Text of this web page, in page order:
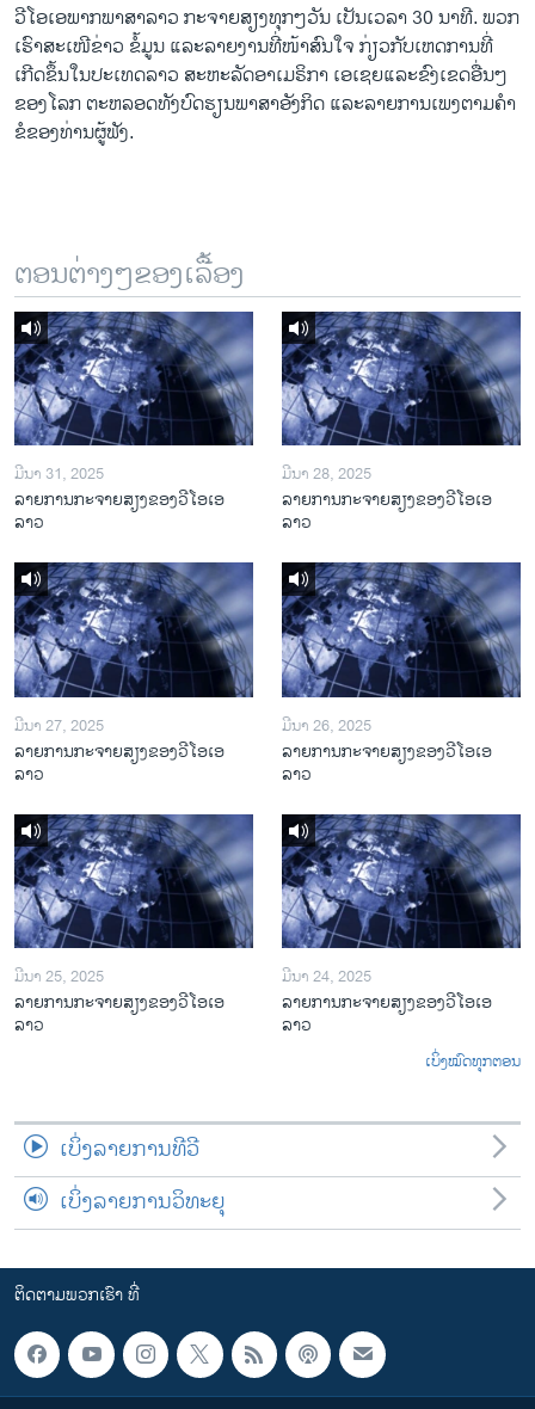
ລາຍການກະຈາຍສຽງ
ລາຍງານ
ຕິດຕາມພວກເຮົາ ທີ່
ວີ​ໂອ​ເອພາກ​ພາສາ​ລາວ​ ກະຈາຍສຽງ​ທຸກໆ​ວັນ ​ເປັນ​ເວລາ 30 ນາທີ. ພວກ​
ເຮົາ​ສະ​ເໜີຂ່າວ ຂໍ້​ມູນ ​ແລະ​ລາຍ​ງານ​ທີ່​ໜ້າ​ສົນ​ໃຈ ກ່ຽວກັບ​​ເຫດການ​​ທີ່​
ເກີດ​ຂຶ້ນ​ໃນ​ປະ​ເທດ​ລາວ ສະຫະລັດ​ອ​າ​ເມ​ຣິ​ກາ ​ເອ​ເຊຍ​ແລະ​ຂົງເຂດ​ອື່ນໆ​
ຂອງ​ໂລກ ຕະຫລອດ​ທັງ​ບົດຮຽນ​ພາສາ​ອັງກິດ ​ແລະ​ລາຍການ​ເພງ​ຕາມ​ຄຳ​
ຂໍ​ຂອງ​ທ່ານ​ຜູ້​ຟັງ.
ຕອນຕ່າງໆຂອງເລື້ອງ
ມີນາ 31, 2025
ລາຍການກະຈາຍສຽງຂອງວີໂອເອ
ລາວ
ມີນາ 28, 2025
ລາຍການກະຈາຍສຽງຂອງວີໂອເອ
ລາວ
ມີນາ 27, 2025
ລາຍການກະຈາຍສຽງຂອງວີໂອເອ
ລາວ
ມີນາ 26, 2025
ລາຍການກະຈາຍສຽງຂອງວີໂອເອ
ລາວ
ມີນາ 25, 2025
ລາຍການກະຈາຍສຽງຂອງວີໂອເອ
ລາວ
ມີນາ 24, 2025
ລາຍການກະຈາຍສຽງຂອງວີໂອເອ
ລາວ
ເບິ່ງໝົດທຸກຕອນ
ເບິ່ງລາຍການທີວີ
ເບິ່ງລາຍການວິທະຍຸ
ຕິດຕາມພວກເຮົາ ທີ່